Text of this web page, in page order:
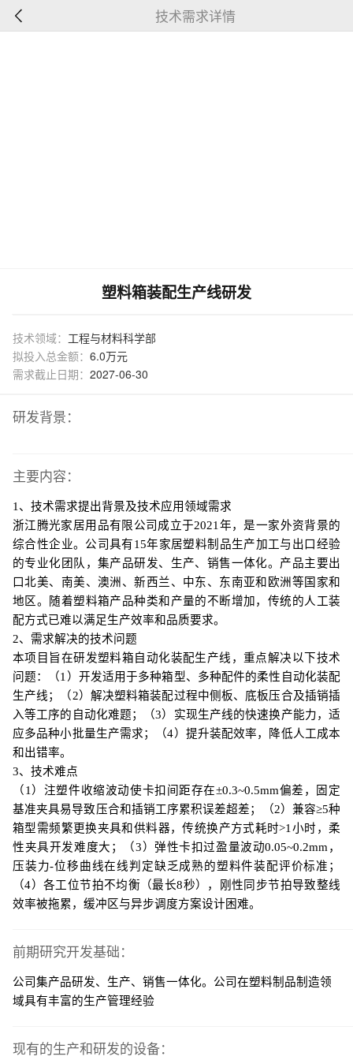
技术需求详情
塑料箱装配生产线研发
技术领域： 工程与材料科学部
拟投入总金额： 6.0万元
需求截止日期： 2027-06-30
研发背景：
主要内容：
1、技术需求提出背景及技术应用领域需求
浙江腾光家居用品有限公司成立于2021年，是一家外资背景的
综合性企业。公司具有15年家居塑料制品生产加工与出口经验
的专业化团队，集产品研发、生产、销售一体化。产品主要出
口北美、南美、澳洲、新西兰、中东、东南亚和欧洲等国家和
地区。随着塑料箱产品种类和产量的不断增加，传统的人工装
配方式已难以满足生产效率和品质要求。
2、需求解决的技术问题
本项目旨在研发塑料箱自动化装配生产线，重点解决以下技术
问题：（1）开发适用于多种箱型、多种配件的柔性自动化装配
生产线；（2）解决塑料箱装配过程中侧板、底板压合及插销插
入等工序的自动化难题；（3）实现生产线的快速换产能力，适
应多品种小批量生产需求；（4）提升装配效率，降低人工成本
和出错率。
3、技术难点
（ 1）注塑件收缩波动使卡扣间距存在±0.3~0.5mm偏差，固定
基准夹具易导致压合和插销工序累积误差超差；（2）兼容≥5种
箱型需频繁更换夹具和供料器，传统换产方式耗时>1小时，柔
性夹具开发难度大；（3）弹性卡扣过盈量波动0.05~0.2mm，
压装力-位移曲线在线判定缺乏成熟的塑料件装配评价标准；
（4）各工位节拍不均衡（最长8秒），刚性同步节拍导致整线
效率被拖累，缓冲区与异步调度方案设计困难。
前期研究开发基础：
公司集产品研发、生产、销售一体化。公司在塑料制品制造领
域具有丰富的生产管理经验
现有的生产和研发的设备：